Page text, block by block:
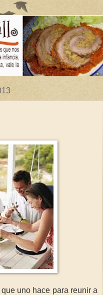
uno hace para reunir a